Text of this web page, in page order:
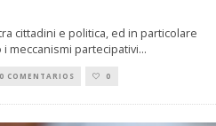
cittadini e politica, ed in particolare
meccanismi partecipativi...
0 COMENTARIOS 0